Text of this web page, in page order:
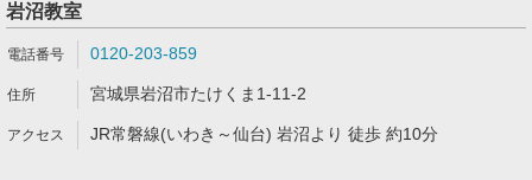
岩沼教室
0120-203-859
宮城県岩沼市たけくま1-11-2
JR常磐線(いわき～仙台) 岩沼より 徒歩 約10分